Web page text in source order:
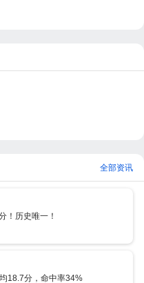
全部资讯
！历史唯一！
18.7分，命中率34%